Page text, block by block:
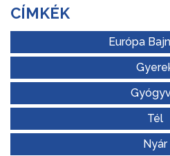
CÍMKÉK
Európa
Tél
Nyár